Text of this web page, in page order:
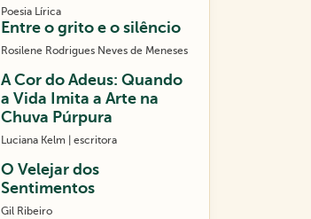
Poesia Lírica
Entre o grito e o silêncio
Rosilene Rodrigues Neves de Meneses
A Cor do Adeus: Quando
a Vida Imita a Arte na
Chuva Púrpura
Luciana Kelm | escritora
O Velejar dos
Sentimentos
Gil Ribeiro